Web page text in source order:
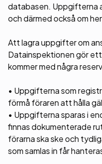
databasen. Uppgifterna
och därmed också om
Att lagra uppgifter om
Datainspektionen gör
kommer med några
• Uppgifterna som
förmå föraren att hålla
• Uppgifterna sparas i
finnas dokumenterade
förarna ska ske och
som samlas in får